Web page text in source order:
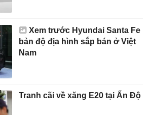
Xem trước Hyundai Santa Fe
bản độ địa hình sắp bán ở Việt
Nam
Tranh cãi về xăng E20 tại Ấn Độ